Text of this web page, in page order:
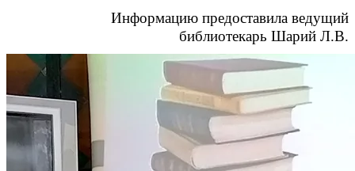
Информацию предоставила ведущий
библиотекарь Шарий Л.В.